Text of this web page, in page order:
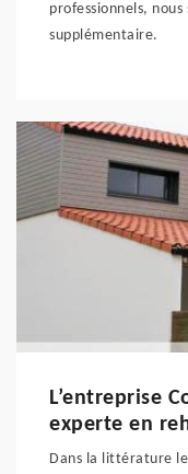
professionnels,
supplémentaire.
L’entreprise
experte en
Dans la littérature